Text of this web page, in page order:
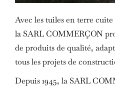
Avec les tuiles en terre
la SARL COMMERÇON
de produits de qualité,
tous les projets de
Depuis 1945, la SARL